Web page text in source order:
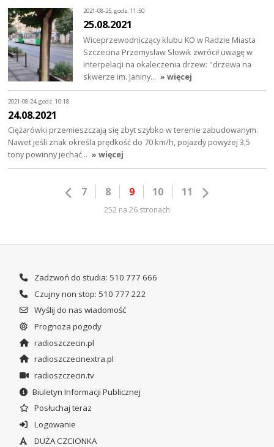
2021-08-25, godz. 11:50
25.08.2021
Wiceprzewodniczący klubu KO w Radzie Miasta
Szczecina Przemysław Słowik zwrócił uwagę w
interpelacji na okaleczenia drzew: "drzewa na
skwerze im. Janiny… » więcej
2021-08-24, godz. 10:18
24.08.2021
Ciężarówki przemieszczają się zbyt szybko w terenie zabudowanym.
Nawet jeśli znak określa prędkość do 70 km/h, pojazdy powyżej 3,5
tony powinny jechać… » więcej
7 8 9 10 11
252 na 26 stronach
Zadzwoń do studia: 510 777 666
Czujny non stop: 510 777 222
Wyślij do nas wiadomość
Prognoza pogody
radioszczecin.pl
radioszczecinextra.pl
radioszczecin.tv
Biuletyn Informacji Publicznej
Posłuchaj teraz
Logowanie
DUŻA CZCIONKA